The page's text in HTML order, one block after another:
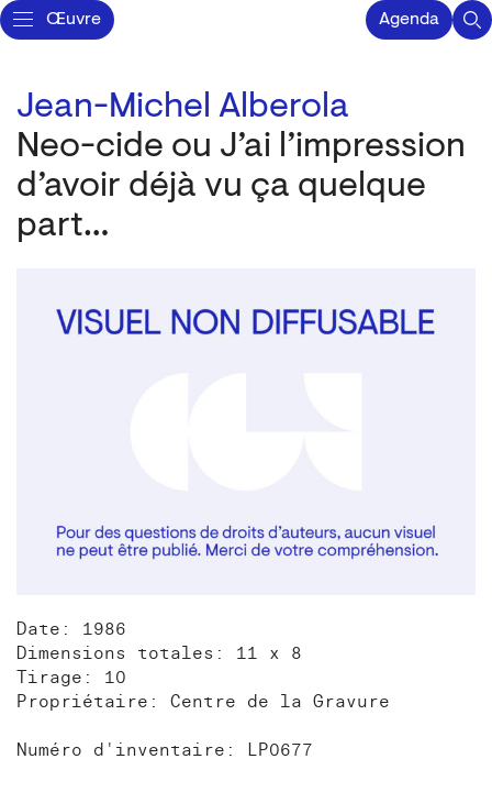
Œuvre Agenda
Jean-Michel Alberola
Neo-cide ou J’ai l’impression
d’avoir déjà vu ça quelque
part…
Date: 1986
Dimensions totales: 11 x 8
Tirage: 10
Propriétaire: Centre de la Gravure
Numéro d'inventaire: LP0677